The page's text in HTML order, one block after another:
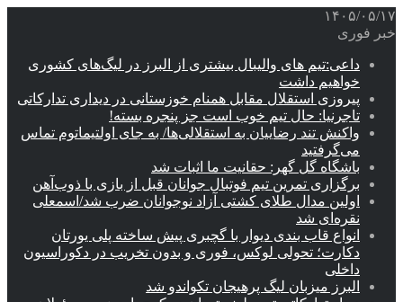
۱۴۰۵/۰۵/۱۷
خبر فوری
داعی:تیم های والیبال بیشتری از البرز در لیگ‌های کشوری
خواهیم داشت
پیروزی استقلال مقابل همنام خوزستانی در دیداری تدارکاتی
تاجرنیا: حال تیم خوب است جز پنجره بسته!
واکنش تند رضاییان به استقلالی‌ها/ به جای اولتیماتوم تماس
می‌گرفتید
باشگاه گل گهر: حقانیت ما اثبات شد
برگزاری تمرین تیم فوتبال جوانان قبل از بازی با ذوب‌آهن
اولین مدال طلای کشتی آزاد نوجوانان ضرب شد/اسمعلی
نقره‌ای شد
انواع قاب بندی دیوار با گچبری پیش ساخته پلی یورتان
دکارت؛ تحولی لوکس، فوری و بدون تخریب در دکوراسیون
داخلی
البرز میزبان لیگ پرهیجان تکواندو شد